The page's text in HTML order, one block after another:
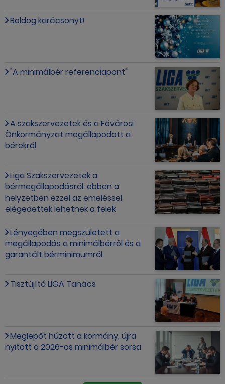
Boldog karácsonyt!
"A minimálbér referenciapont"
A szakszervezetek és a Fővárosi
Önkormányzat megállapodott a
bérekről
Liga Szakszervezetek a
bérmegállapodásról: ebben a
helyzetben ezzel az emeléssel
elégedettek lehetnek a felek
Lényegében megszületett a
megállapodás a minimálbérről és a
garantált bérminimumról
Tisztújító LIGA Tanács
Meglepőt húzott a kormány, újra
nyitott a 2026-os minimálbér sorsa